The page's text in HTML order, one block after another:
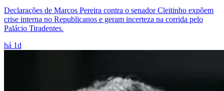
Declarações de Marcos Pereira contra o senador Cleitinho expõem
crise interna no Republicanos e geram incerteza na corrida pelo
Palácio Tiradentes.
há 1d